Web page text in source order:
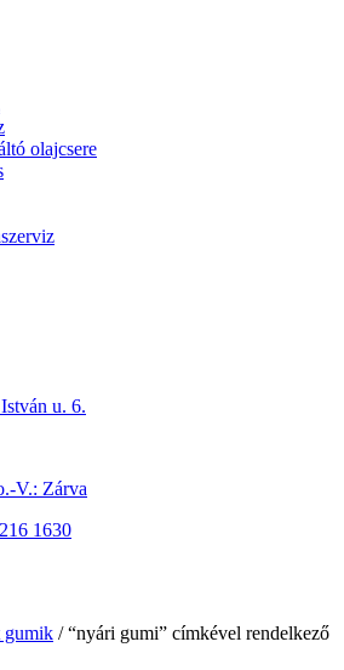
olajcsere
u. 6.
V.: Zárva
1630
gumik /“nyári gumi” címkével rendelkező